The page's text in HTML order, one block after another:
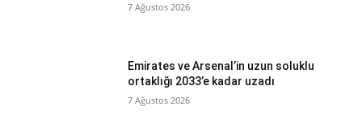
7 Ağustos 2026
Emirates ve Arsenal’in uzun soluklu
ortaklığı 2033’e kadar uzadı
7 Ağustos 2026